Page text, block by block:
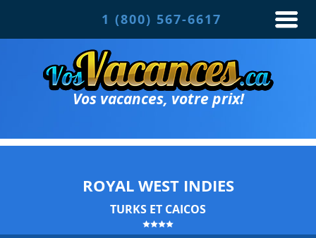
1 (800) 567-6617
Vos vacances, votre prix!
ROYAL WEST INDIES
TURKS ET CAICOS